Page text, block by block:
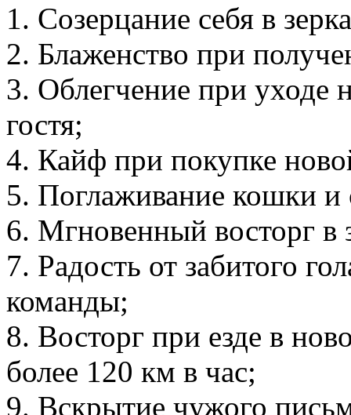
1. Созерцание себя в
2. Блаженство при
3. Облегчение при уходе
гостя;
4. Кайф при покупке
5. Поглаживание кошки и
6. Мгновенный восторг в
7. Радость от забитого
команды;
8. Восторг при езде в
более 120 км в час;
9. Вскрытие чужого